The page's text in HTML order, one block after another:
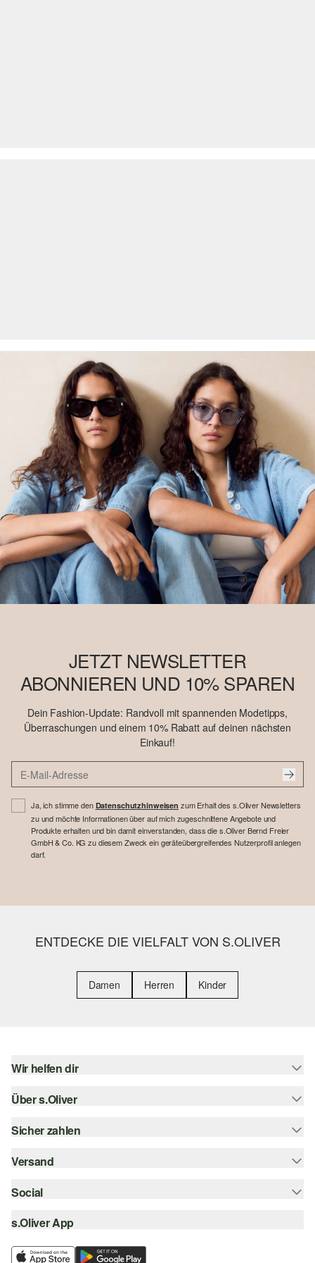
JETZT NEWSLETTER
ABONNIEREN UND 10% SPAREN
Dein Fashion-Update: Randvoll mit spannenden Modetipps,
Überraschungen und einem 10% Rabatt auf deinen nächsten
Einkauf!
Ja, ich stimme den Datenschutzhinweisen zum Erhalt des s.Oliver Newsletters
zu und möchte Informationen über auf mich zugeschnittene Angebote und
Produkte erhalten und bin damit einverstanden, dass die s.Oliver Bernd Freier
GmbH & Co. KG zu diesem Zweck ein geräteübergreifendes Nutzerprofil anlegen
darf.
ENTDECKE DIE VIELFALT VON S.OLIVER
Damen Herren Kinder
Wir helfen dir
Hilfe & FAQ
Größenberatung
Top-Kategorien
Bestellung widerrufen
Über s.Oliver
s.Oliver Magazin
Whatsapp
s.Oliver Group
Career
Sicher zahlen
Rechnung
Kreditkarte
SSL-Verschlüsselung
Versand
Sendungsverfolgung
DHL
Social
instagram
facebook
s.Oliver App